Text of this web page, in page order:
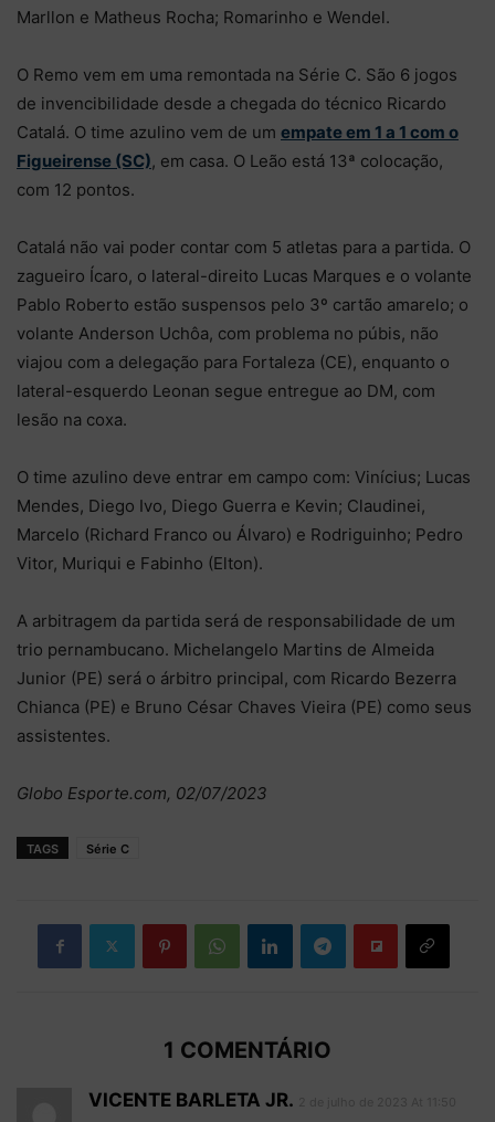
Marllon e Matheus Rocha; Romarinho e Wendel.
O Remo vem em uma remontada na Série C. São 6 jogos
de invencibilidade desde a chegada do técnico Ricardo
Catalá. O time azulino vem de um empate em 1 a 1 com o
Figueirense (SC), em casa. O Leão está 13ª colocação,
com 12 pontos.
Catalá não vai poder contar com 5 atletas para a partida. O
zagueiro Ícaro, o lateral-direito Lucas Marques e o volante
Pablo Roberto estão suspensos pelo 3º cartão amarelo; o
volante Anderson Uchôa, com problema no púbis, não
viajou com a delegação para Fortaleza (CE), enquanto o
lateral-esquerdo Leonan segue entregue ao DM, com
lesão na coxa.
O time azulino deve entrar em campo com: Vinícius; Lucas
Mendes, Diego Ivo, Diego Guerra e Kevin; Claudinei,
Marcelo (Richard Franco ou Álvaro) e Rodriguinho; Pedro
Vitor, Muriqui e Fabinho (Elton).
A arbitragem da partida será de responsabilidade de um
trio pernambucano. Michelangelo Martins de Almeida
Junior (PE) será o árbitro principal, com Ricardo Bezerra
Chianca (PE) e Bruno César Chaves Vieira (PE) como seus
assistentes.
Globo Esporte.com, 02/07/2023
TAGS Série C
1 COMENTÁRIO
VICENTE BARLETA JR.